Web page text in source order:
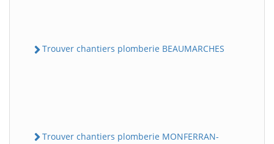
Trouver chantiers plomberie BEAUMARCHES
Trouver chantiers plomberie MONFERRAN-